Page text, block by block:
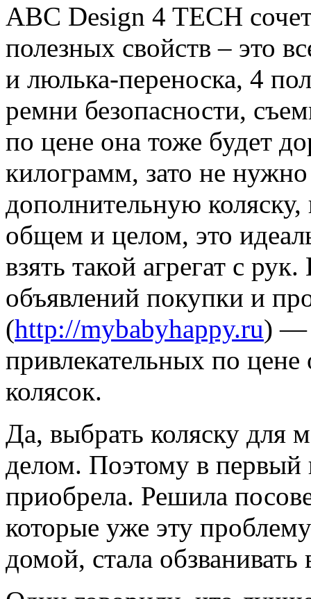
ABC Design 4 TECH
полезных свойств – это
и люлька-переноска, 4
ремни безопасности,
по цене она тоже будет
килограмм, зато не
дополнительную коляску,
общем и целом, это
взять такой агрегат с
объявлений покупки и
(http://mybabyhappy.ru) —
привлекательных по
колясок.
Да, выбрать коляску для
делом. Поэтому в первый
приобрела. Решила
которые уже эту
домой, стала